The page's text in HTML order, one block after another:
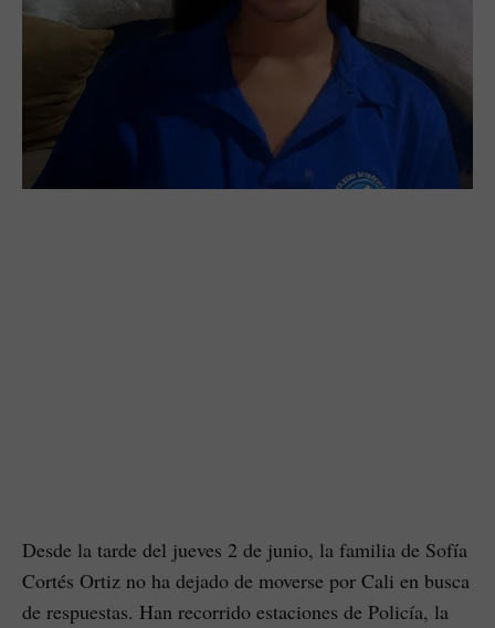
Desde la tarde del jueves 2 de junio, la familia de Sofía
Cortés Ortiz no ha dejado de moverse por Cali en busca
de respuestas. Han recorrido estaciones de Policía, la